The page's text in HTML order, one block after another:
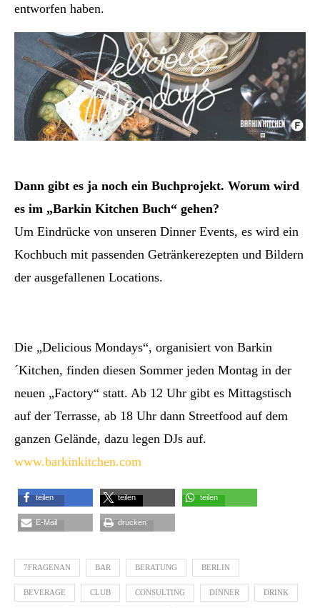
entworfen haben.
Dann gibt es ja noch ein Buchprojekt. Worum wird
es im „Barkin Kitchen Buch“ gehen?
Um Eindrücke von unseren Dinner Events, es wird ein
Kochbuch mit passenden Getränkerezepten und Bildern
der ausgefallenen Locations.
Die „Delicious Mondays“, organisiert von Barkin
´Kitchen, finden diesen Sommer jeden Montag in der
neuen „Factory“ statt. Ab 12 Uhr gibt es Mittagstisch
auf der Terrasse, ab 18 Uhr dann Streetfood auf dem
ganzen Gelände, dazu legen DJs auf.
www.barkinkitchen.com
teilen teilen teilen
E-Mail drucken
7FRAGENAN BAR BERATUNG BERLIN
BEVERAGE CLUB CONSULTING DINNER DRINK